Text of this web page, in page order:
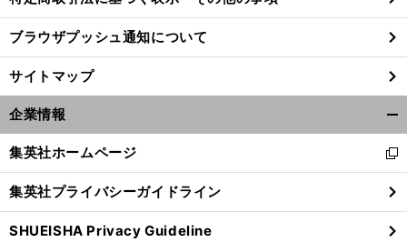
ブラウザプッシュ通知について
サイトマップ
企業情報
閉
る
集英社ホームページ
新
し
い
ウ
ィ
集英社プライバシーガイドライン
SHUEISHA Privacy Guideline